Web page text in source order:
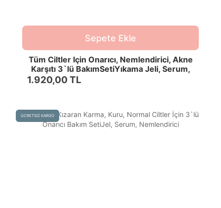
Sepete Ekle
Tüm Ciltler Için Onarıcı, Nemlendirici, Akne
Karşıtı 3`lü BakımSetiYıkama Jeli, Serum,
1.920,00 TL
ÜCRETSİZ KARGO